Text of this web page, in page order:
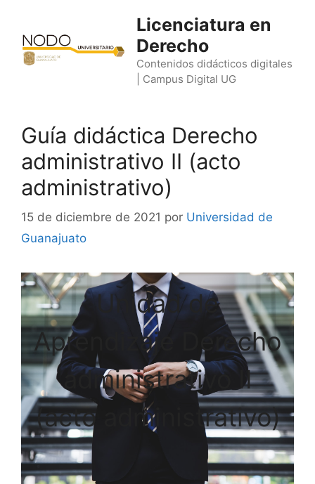
contenido
Licenciatura en
Derecho
Contenidos didácticos digitales
| Campus Digital UG
Guía didáctica Derecho
administrativo II (acto
administrativo)
15 de diciembre de 2021 por Universidad de
Guanajuato
Unidad de
Aprendizaje Derecho
administrativo II
(acto administrativo)